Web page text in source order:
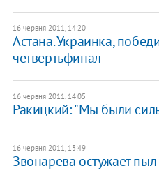
16 червня 2011, 14:20
Астана. Украинка,
четвертьфинал
16 червня 2011, 14:05
Ракицкий: "Мы были
16 червня 2011, 13:49
Звонарева остужает